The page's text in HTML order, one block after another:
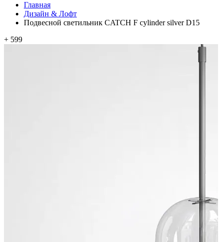
Главная
Дизайн & Лофт
Подвесной светильник CATCH F cylinder silver D15
+ 599